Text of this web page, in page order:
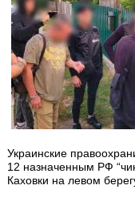
Украинские
12 назначенным РФ
Каховки на левом